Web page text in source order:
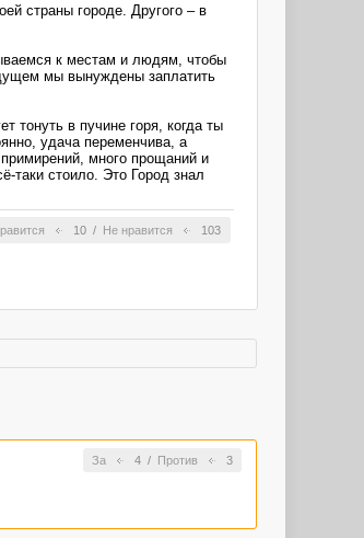
страны городе. Другого – в
к местам и людям, чтобы
мы вынуждены заплатить
тонуть в пучине горя, когда ты
удача переменчива, а
много прощаний и
таки стоило. Это Город знал
10 / Не нравится 103
За 4/ Против 3